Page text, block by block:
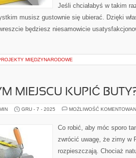
Jeśli chciałabyś w takim
musisz gustownie się ubierać. Dzięki
będziesz niesamowicie
MIĘDZYNARODOWE
MIEJSCU KUPIĆ
GRU - 7 - 2025 MOŻLIWOŚĆ
Co robić, aby móc sporo
zwrócić uwagę, że zimy w
rozpieszczają. Chociaż